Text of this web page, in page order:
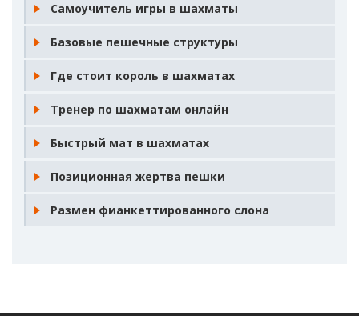
Самоучитель игры в шахматы
Базовые пешечные структуры
Где стоит король в шахматах
Тренер по шахматам онлайн
Быстрый мат в шахматах
Позиционная жертва пешки
Размен фианкеттированного слона